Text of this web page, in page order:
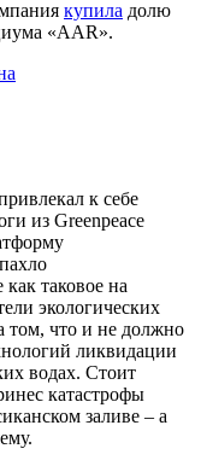
купила долю
«AAR».
к себе
из Greenpeace
таковое на
экологических
том, что и не должно
ликвидации
водах. Стоит
катастрофы
заливе – а